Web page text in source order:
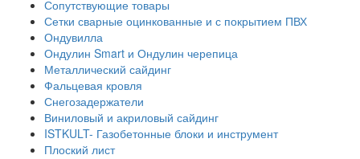
Сопутствующие товары
Сетки сварные оцинкованные и с покрытием ПВХ
Ондувилла
Ондулин Smart и Ондулин черепица
Металлический сайдинг
Фальцевая кровля
Снегозадержатели
Виниловый и акриловый сайдинг
ISTKULT- Газобетонные блоки и инструмент
Плоский лист